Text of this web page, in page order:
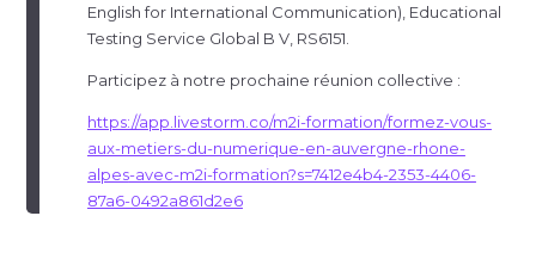
English for International Communication), Educational
Testing Service Global B V, RS6151.
Participez à notre prochaine réunion collective :
https://app.livestorm.co/m2i-formation/formez-vous-
aux-metiers-du-numerique-en-auvergne-rhone-
alpes-avec-m2i-formation?s=7412e4b4-2353-4406-
87a6-0492a861d2e6